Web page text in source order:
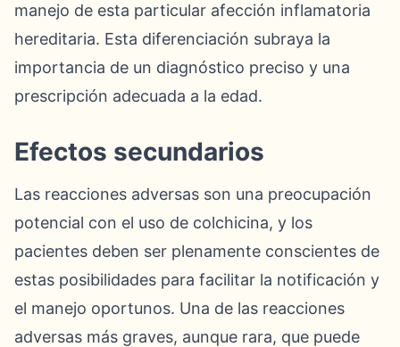
manejo de esta particular afección inflamatoria
hereditaria. Esta diferenciación subraya la
importancia de un diagnóstico preciso y una
prescripción adecuada a la edad.
Efectos secundarios
Las reacciones adversas son una preocupación
potencial con el uso de colchicina, y los
pacientes deben ser plenamente conscientes de
estas posibilidades para facilitar la notificación y
el manejo oportunos. Una de las reacciones
adversas más graves, aunque rara, que puede